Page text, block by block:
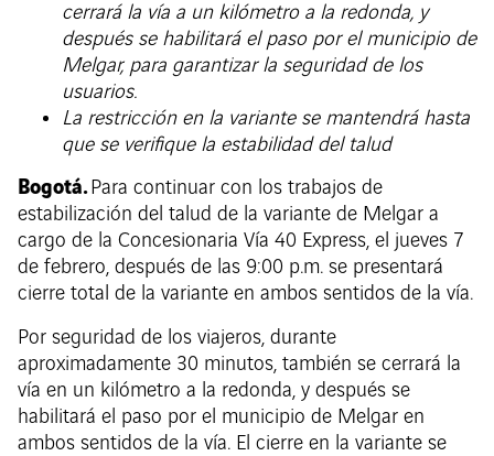
cerrará la vía a un kilómetro a la redonda, y
después se habilitará el paso por el municipio de
Melgar, para garantizar la seguridad de los
usuarios.
La restricción en la variante se mantendrá hasta
que se verifique la estabilidad del talud
Bogotá. Para continuar con los trabajos de
estabilización del talud de la variante de Melgar a
cargo de la Concesionaria Vía 40 Express, el jueves 7
de febrero, después de las 9:00 p.m. se presentará
cierre total de la variante en ambos sentidos de la vía.
Por seguridad de los viajeros, durante
aproximadamente 30 minutos, también se cerrará la
vía en un kilómetro a la redonda, y después se
habilitará el paso por el municipio de Melgar en
ambos sentidos de la vía. El cierre en la variante se